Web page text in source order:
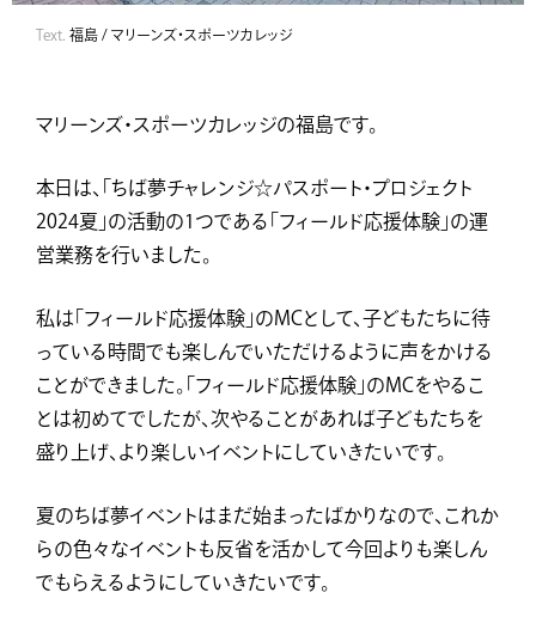
Text. 福島 / マリーンズ・スポーツカレッジ
マリーンズ・スポーツカレッジの福島です。
本日は、「ちば夢チャレンジ☆パスポート・プロジェクト
2024夏」の活動の1つである「フィールド応援体験」の運
営業務を行いました。
私は「フィールド応援体験」のMCとして、子どもたちに待
っている時間でも楽しんでいただけるように声をかける
ことができました。「フィールド応援体験」のMCをやるこ
とは初めてでしたが、次やることがあれば子どもたちを
盛り上げ、より楽しいイベントにしていきたいです。
夏のちば夢イベントはまだ始まったばかりなので、これか
らの色々なイベントも反省を活かして今回よりも楽しん
でもらえるようにしていきたいです。